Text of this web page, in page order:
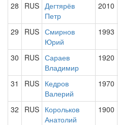
28 RUS Дегтярёв
Петр
2010
29 RUS Смирнов
Юрий
1993
30 RUS Сараев
Владимир
1920
31 RUS Кедров
Валерий
1970
32 RUS Корольков
Анатолий
1900